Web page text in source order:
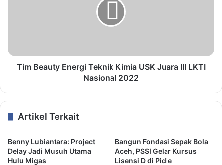
Tim Beauty Energi Teknik Kimia USK Juara III LKTI
Nasional 2022
Artikel Terkait
Benny Lubiantara: Project
Delay Jadi Musuh Utama
Hulu Migas
Bangun Fondasi Sepak Bola
Aceh, PSSI Gelar Kursus
Lisensi D di Pidie